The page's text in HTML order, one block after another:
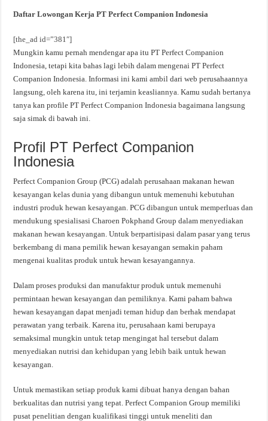
Daftar Lowongan Kerja PT Perfect Companion Indonesia
[the_ad id=”381″]
Mungkin kamu pernah mendengar apa itu PT Perfect Companion
Indonesia, tetapi kita bahas lagi lebih dalam mengenai PT Perfect
Companion Indonesia. Informasi ini kami ambil dari web perusahaannya
langsung, oleh karena itu, ini terjamin keasliannya. Kamu sudah bertanya
tanya kan profile PT Perfect Companion Indonesia bagaimana langsung
saja simak di bawah ini.
Profil PT Perfect Companion
Indonesia
Perfect Companion Group (PCG) adalah perusahaan makanan hewan
kesayangan kelas dunia yang dibangun untuk memenuhi kebutuhan
industri produk hewan kesayangan. PCG dibangun untuk memperluas dan
mendukung spesialisasi Charoen Pokphand Group dalam menyediakan
makanan hewan kesayangan. Untuk berpartisipasi dalam pasar yang terus
berkembang di mana pemilik hewan kesayangan semakin paham
mengenai kualitas produk untuk hewan kesayangannya.
Dalam proses produksi dan manufaktur produk untuk memenuhi
permintaan hewan kesayangan dan pemiliknya. Kami paham bahwa
hewan kesayangan dapat menjadi teman hidup dan berhak mendapat
perawatan yang terbaik. Karena itu, perusahaan kami berupaya
semaksimal mungkin untuk tetap mengingat hal tersebut dalam
menyediakan nutrisi dan kehidupan yang lebih baik untuk hewan
kesayangan.
Untuk memastikan setiap produk kami dibuat hanya dengan bahan
berkualitas dan nutrisi yang tepat. Perfect Companion Group memiliki
pusat penelitian dengan kualifikasi tinggi untuk meneliti dan